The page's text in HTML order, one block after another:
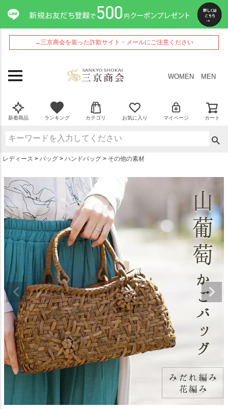
→三京商会を装った詐欺サイト・メールにご注意ください
WOMEN MEN
新着商品 ランキング カテゴリ お気に入り マイページ カート
レディース バッグ ハンドバッグ その他の素材
ペー
ジト
ップ
へ